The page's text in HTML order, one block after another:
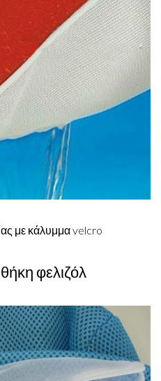
με κάλυμμα velcro
φελιζόλ